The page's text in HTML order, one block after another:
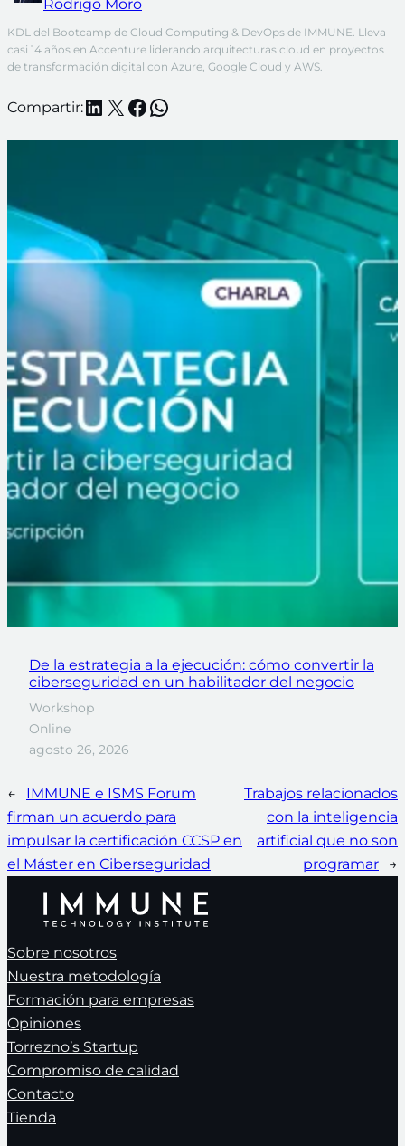
Rodrigo Moro
KDL del Bootcamp de Cloud Computing & DevOps de IMMUNE. Lleva
casi 14 años en Accenture liderando arquitecturas cloud en proyectos
de transformación digital con Azure, Google Cloud y AWS.
Compartir:LinkedIn
X Facebook
WhatsApp
De la estrategia a la ejecución: cómo convertir la
ciberseguridad en un habilitador del negocio
Workshop
Online
agosto 26, 2026
←
IMMUNE e ISMS Forum
firman un acuerdo para
impulsar la certificación CCSP en
el Máster en Ciberseguridad
Trabajos relacionados
con la inteligencia
artificial que no son
programar
→
Sobre nosotros
Nuestra metodología
Formación para empresas
Opiniones
Torrezno’s Startup
Compromiso de calidad
Contacto
Tienda